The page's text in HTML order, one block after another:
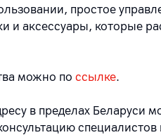
простое
и аксессуары, которые
можно по ссылке.
в пределах Беларуси